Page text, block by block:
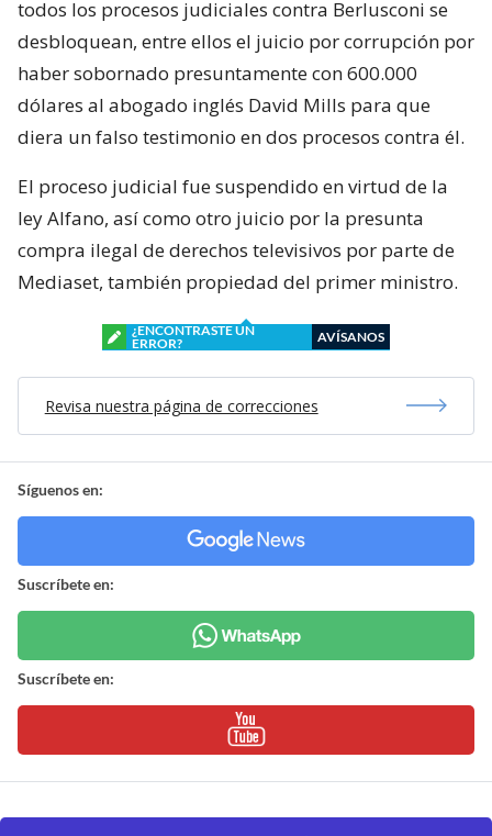
todos los procesos judiciales contra Berlusconi se
desbloquean, entre ellos el juicio por corrupción por
haber sobornado presuntamente con 600.000
dólares al abogado inglés David Mills para que
diera un falso testimonio en dos procesos contra él.
El proceso judicial fue suspendido en virtud de la
ley Alfano, así como otro juicio por la presunta
compra ilegal de derechos televisivos por parte de
Mediaset, también propiedad del primer ministro.
¿ENCONTRASTE UN
ERROR?
AVÍSANOS
Revisa nuestra página de correcciones
Síguenos en:
Suscríbete en:
Suscríbete en: